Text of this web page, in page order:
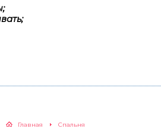
Главная Спальня